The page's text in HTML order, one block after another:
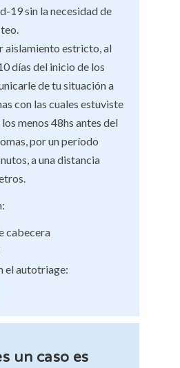
19 sin la necesidad de
aislamiento estricto, al
días del inicio de los
de tu situación a
con las cuales estuviste
menos 48hs antes del
por un período
a una distancia
cabecera
el autotriage:
un caso es